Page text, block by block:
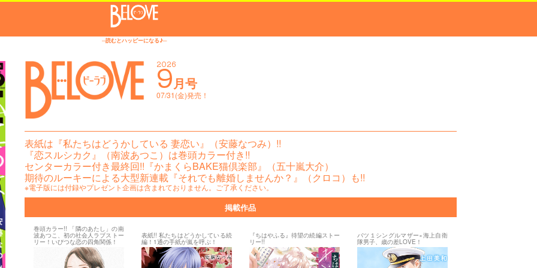
─読むとハッピーになる♪─
2026
9月号
07/31(金)発売！
表紙は『私たちはどうかしている 妻恋い』（安藤なつみ）!!
『恋スルシカク』（南波あつこ）は巻頭カラー付き!!
センターカラー付き最終回!!『かまくらBAKE猫倶楽部』（五十嵐大介）
期待のルーキーによる大型新連載『それでも離婚しませんか？』（クロコ）も!!
※電子版には付録やプレゼント企画は含まれておりません。ご了承ください。
掲載作品
巻頭カラー!! 「隣のあたし」の南
波あつこ、初の社会人ラブストー
リー！いびつな恋の四角関係！
表紙!! 私たちはどうかしている続
編！1通の手紙が嵐を呼ぶ！
『ちはやふる』待望の続編ストー
リー!!
バツ１シングルマザー×海上自衛
隊男子、歳の差LOVE！